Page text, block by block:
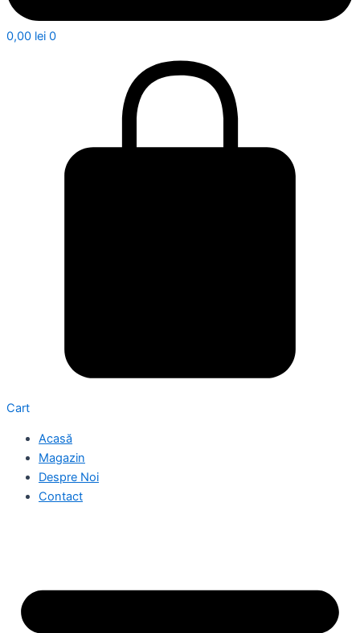
0,00 lei 0
Cart
Acasă
Magazin
Despre Noi
Contact